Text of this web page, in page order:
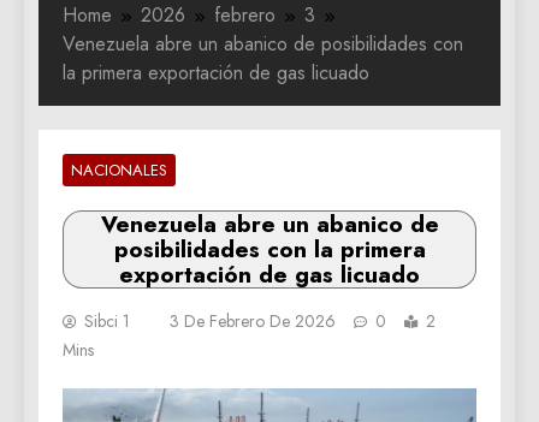
Home 2026 febrero
3
Venezuela abre un abanico de posibilidades con
la primera exportación de gas licuado
NACIONALES
Venezuela abre un abanico de
posibilidades con la primera
exportación de gas licuado
Sibci 1 3 De Febrero De 2026 0
2
Mins